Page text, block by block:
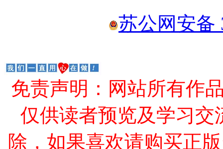
苏公网安备
免责声明：网站所有作
仅供读者预览及学习交
除，如果喜欢请购买正